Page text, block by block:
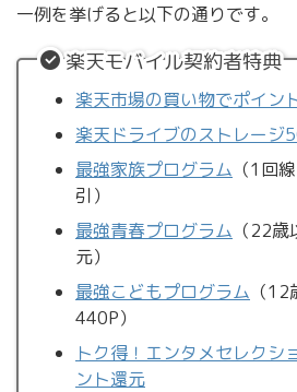
一例を挙げると以下の通りです。
楽天モバイル契約者特典
楽天市場の買い物でポイン
楽天ドライブのストレージ
最強家族プログラム （1回
引）
最強青春プログラム （22
元）
最強こどもプログラム （
440P）
トク得！エンタメセレクシ
ント還元